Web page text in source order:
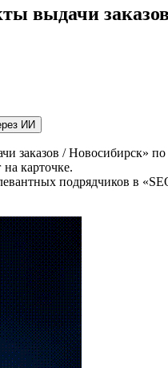
выдачи
ИИ
заказов / Новосибирск»
карточке.
подрядчиков в